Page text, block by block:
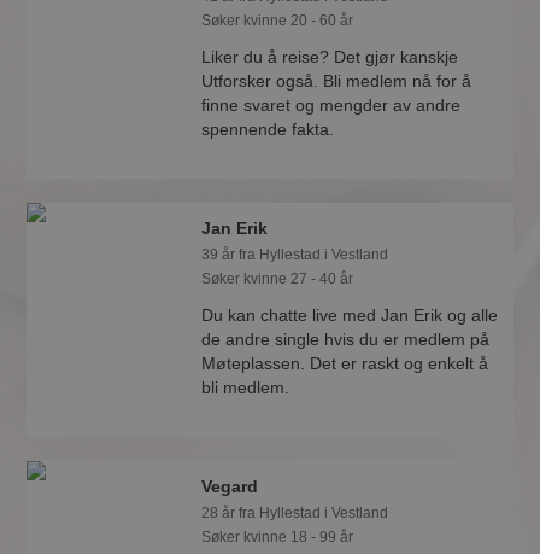
Søker kvinne 20 - 60 år
Liker du å reise? Det gjør kanskje
Utforsker også. Bli medlem nå for å
finne svaret og mengder av andre
spennende fakta.
Jan Erik
39 år fra Hyllestad i Vestland
Søker kvinne 27 - 40 år
Du kan chatte live med Jan Erik og alle
de andre single hvis du er medlem på
Møteplassen. Det er raskt og enkelt å
bli medlem.
Vegard
28 år fra Hyllestad i Vestland
Søker kvinne 18 - 99 år